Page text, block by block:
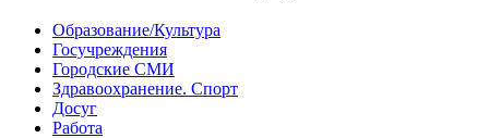
Образование/Культура
Госучреждения
Городские СМИ
Здравоохранение. Спорт
Досуг
Работа